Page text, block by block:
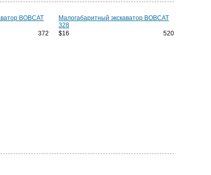
BOBCAT
Малогабаритный экскаватор BOBCAT
328
$16 520